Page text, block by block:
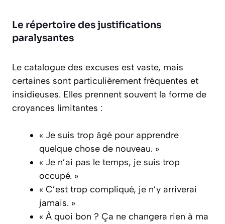
Le répertoire des justifications
paralysantes
Le catalogue des excuses est vaste, mais
certaines sont particulièrement fréquentes et
insidieuses. Elles prennent souvent la forme de
croyances limitantes :
« Je suis trop âgé pour apprendre
quelque chose de nouveau. »
« Je n’ai pas le temps, je suis trop
occupé. »
« C’est trop compliqué, je n’y arriverai
jamais. »
« À quoi bon ? Ça ne changera rien à ma